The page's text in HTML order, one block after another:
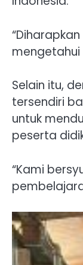
mengetahui
Selain itu,
tersendiri
untuk
peserta
“Kami